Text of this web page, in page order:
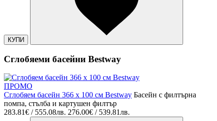
КУПИ
Сглобяеми басейни Bestway
ПРОМО
Сглобяем басейн 366 х 100 см Bestway Басейн с филтърна
помпа, стълба и картушен филтър
283.81€ / 555.08лв. 276.00€ / 539.81лв.